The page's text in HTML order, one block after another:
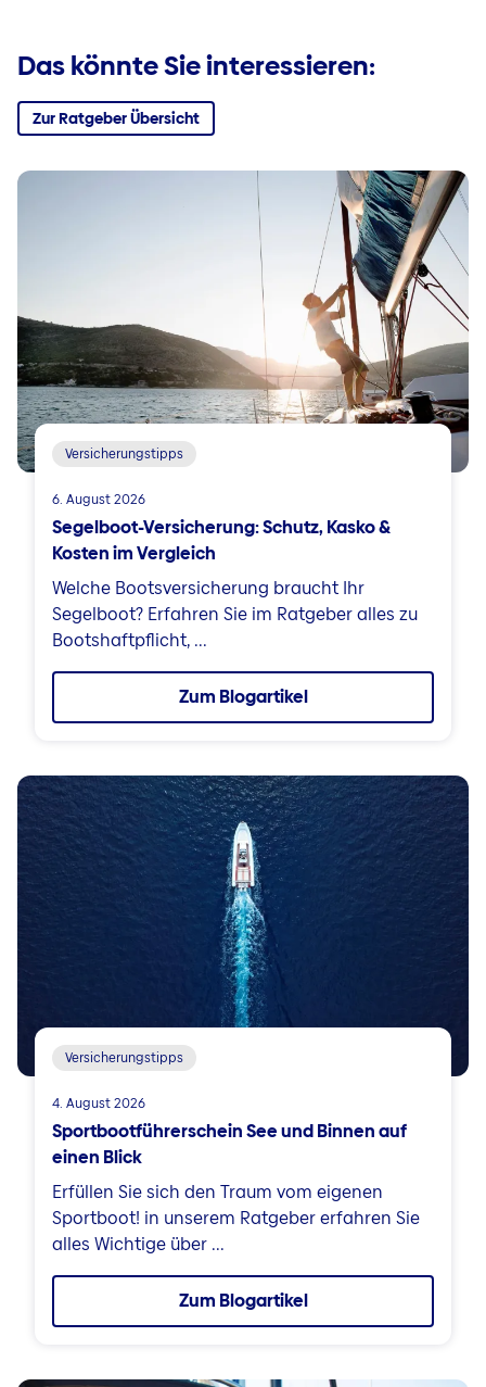
Das könnte Sie interessieren:
Zur Ratgeber Übersicht
Versicherungstipps
6. August 2026
Segelboot-Versicherung: Schutz, Kasko &
Kosten im Vergleich
Welche Bootsversicherung braucht Ihr
Segelboot? Erfahren Sie im Ratgeber alles zu
Bootshaftpflicht, ...
Zum Blogartikel
Versicherungstipps
4. August 2026
Sportbootführerschein See und Binnen auf
einen Blick
Erfüllen Sie sich den Traum vom eigenen
Sportboot! in unserem Ratgeber erfahren Sie
alles Wichtige über ...
Zum Blogartikel